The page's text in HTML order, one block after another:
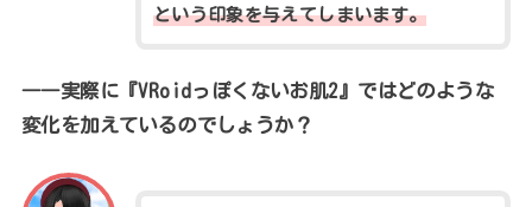
という印象を与えてしまいます。
――実際に『VRoidっぽくないお肌2』ではどのような
変化を加えているのでしょうか？